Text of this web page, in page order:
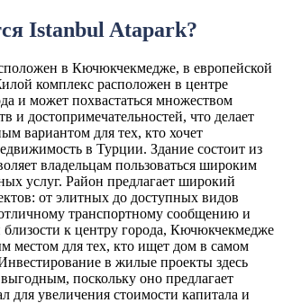
Istanbul Atapark?
в Кючюкчекмедже, в европейской
комплекс расположен в центре
и может похвастаться множеством
и достопримечательностей, что делает
вариантом для тех, кто хочет
в Турции. Здание состоит из
владельцам пользоваться широким
услуг. Район предлагает широкий
от элитных до доступных видов
транспортному сообщению и
близости к центру города, Кючюкчекмедже
местом для тех, кто ищет дом в самом
в жилые проекты здесь
поскольку оно предлагает
для увеличения стоимости капитала и